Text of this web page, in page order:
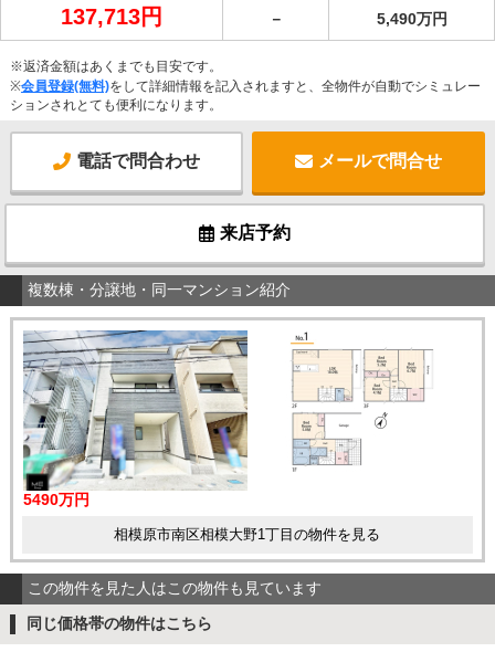
137,713円 － 5,490万円
※返済金額はあくまでも目安です。
※会員登録(無料)をして詳細情報を記入されますと、全物件が自動でシミュレー
ションされとても便利になります。
電話で問合わせ メールで問合せ
来店予約
複数棟・分譲地・同一マンション紹介
5490万円
相模原市南区相模大野1丁目の物件を見る
この物件を見た人はこの物件も見ています
同じ価格帯の物件はこちら